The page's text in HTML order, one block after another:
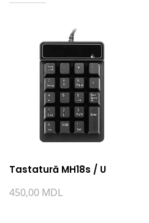
Tastatură MH18s / U
450,00 MDL